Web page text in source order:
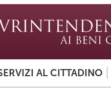
AL CITTADINO